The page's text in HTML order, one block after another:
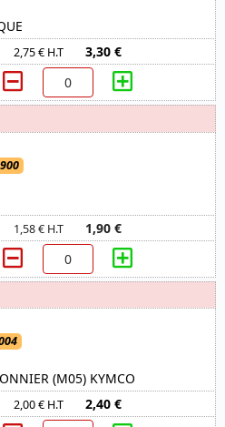
2,75 € H.T 3,30 €
1,58 € H.T 1,90 €
(M05) KYMCO
2,00 € H.T 2,40 €